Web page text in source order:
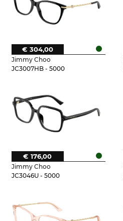
Jimmy Choo
JC3007HB - 5000
€ 304,00
Jimmy Choo
JC3046U - 5000
€ 176,00